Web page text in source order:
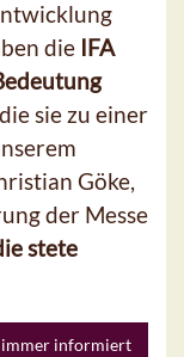
die IFA
sie zu einer
Göke,
der Messe
stete
informiert